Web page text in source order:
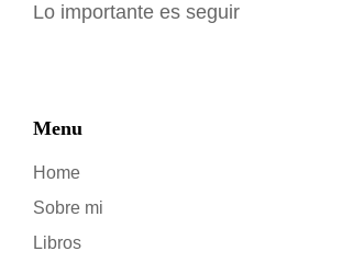
Lo importante es seguir
Menu
Home
Sobre mi
Libros